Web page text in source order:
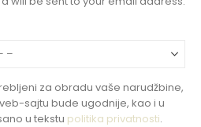
za obradu vaše narudžbine,
sajtu bude ugodnije, kao i u
u tekstu politika privatnosti.